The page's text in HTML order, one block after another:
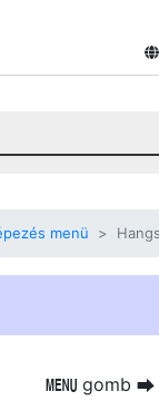
menü
G gomb